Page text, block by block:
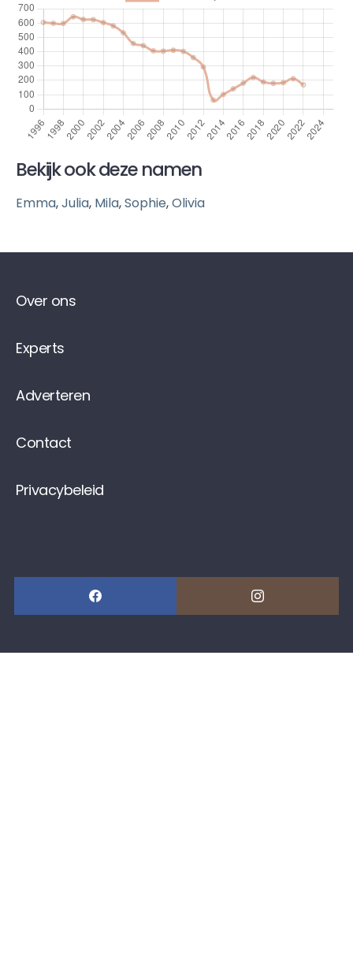
Bekijk ook deze namen
Emma,Julia, Mila,Sophie,Olivia
Over ons
Experts
Adverteren
Contact
Privacybeleid